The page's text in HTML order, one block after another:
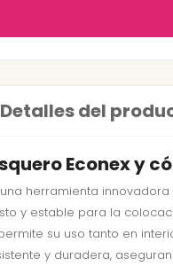
Detalles del
Econex y
herramienta
y estable para la
su uso tanto en
y duradera,